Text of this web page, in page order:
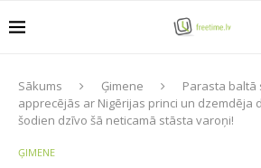
Sākums Ģimene
Parasta baltā
apprecējās ar Nigērijas princi un dzemdēja
šodien dzīvo šā neticamā stāsta varoņi!
ĢIMENE